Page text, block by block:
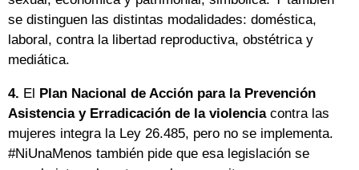
se distinguen las distintas modalidades: doméstica,
laboral, contra la libertad reproductiva, obstétrica y
mediática.
4. El Plan Nacional de Acción para la Prevención
Asistencia y Erradicación de la violenciacontra las
mujeres integra la Ley 26.485, pero no se implementa.
#NiUnaMenos también pide que esa legislación se